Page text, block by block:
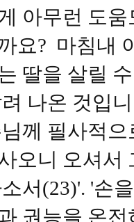
아무런 도
요? 마침내
딸을 살릴
려 나온 것입
께 필사적
오니 오셔서
서(23)'. '손
권능을 온